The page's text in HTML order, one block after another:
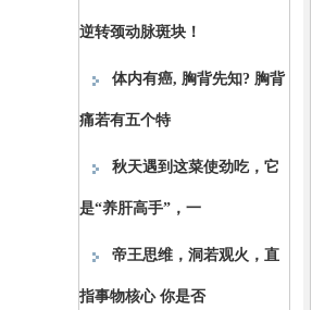
逆转颈动脉斑块！
体内有癌, 胸背先知? 胸背
痛若有五个特
秋天遇到这菜使劲吃，它
是“养肝高手”，一
帝王思维，洞若观火，直
指事物核心 你是否